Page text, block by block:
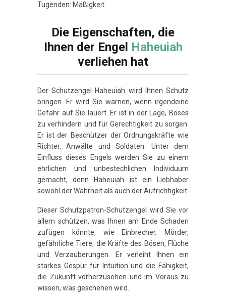
Tugenden: Mäßigkeit.
Die Eigenschaften, die
Ihnen der Engel Haheuiah
verliehen hat
Der Schutzengel Haheuiah wird Ihnen Schutz
bringen. Er wird Sie warnen, wenn irgendeine
Gefahr auf Sie lauert. Er ist in der Lage, Böses
zu verhindern und für Gerechtigkeit zu sorgen.
Er ist der Beschützer der Ordnungskräfte wie
Richter, Anwälte und Soldaten. Unter dem
Einfluss dieses Engels werden Sie zu einem
ehrlichen und unbestechlichen Individuum
gemacht, denn Haheuiah ist ein Liebhaber
sowohl der Wahrheit als auch der Aufrichtigkeit.
Dieser Schutzpatron-Schutzengel wird Sie vor
allem schützen, was Ihnen am Ende Schaden
zufügen könnte, wie Einbrecher, Mörder,
gefährliche Tiere, die Kräfte des Bösen, Flüche
und Verzauberungen. Er verleiht Ihnen ein
starkes Gespür für Intuition und die Fähigkeit,
die Zukunft vorherzusehen und im Voraus zu
wissen, was geschehen wird.